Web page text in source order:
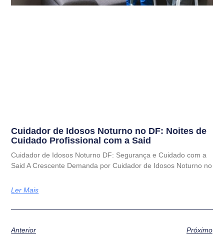
Cuidador de Idosos Noturno no DF: Noites de
Cuidado Profissional com a Said
Cuidador de Idosos Noturno DF: Segurança e Cuidado com a
Said A Crescente Demanda por Cuidador de Idosos Noturno no
Ler Mais
Anterior Próximo